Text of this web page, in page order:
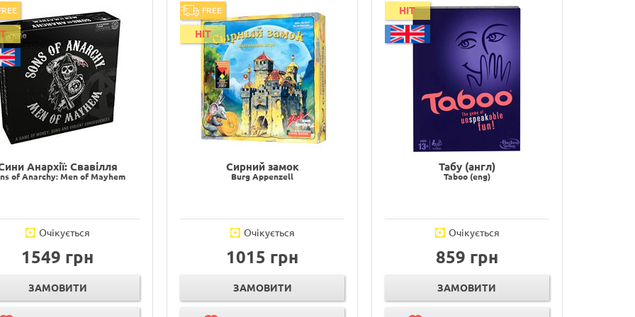
Анархії: Свавілля
of Anarchy: Men of Mayhem
Очікується
1549 грн
ЗАМОВИТИ
FREE
HIT
Сирний замок
Burg Appenzell
Очікується
1015 грн
ЗАМОВИТИ
HIT
Табу (англ)
Taboo (eng)
Очікується
859 грн
ЗАМОВИТИ